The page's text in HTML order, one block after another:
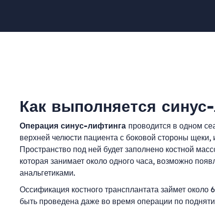
Как выполняется
Операция синус-лифтинга проводится в одном
верхней челюсти пациента с боковой стороны щеки,
Пространство под ней будет заполнено костной
которая занимает около одного часа, возможно
анальгетиками.
Оссификация костного трансплантата займет
быть проведена даже во время операции по